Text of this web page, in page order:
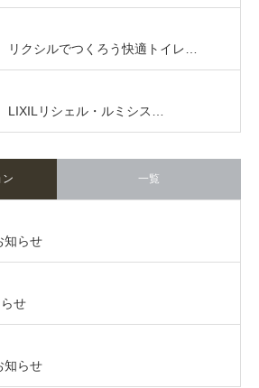
クシルでつくろう快適トイレ…
リシェル・ルミシス…
ン 一覧
知らせ
せ
知らせ